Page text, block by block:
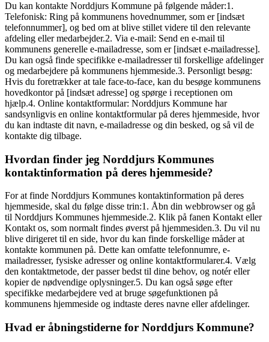
Du kan kontakte Norddjurs Kommune på følgende måder:1.
Telefonisk: Ring på kommunens hovednummer, som er [indsæt
telefonnummer], og bed om at blive stillet videre til den relevante
afdeling eller medarbejder.2. Via e-mail: Send en e-mail til
kommunens generelle e-mailadresse, som er [indsæt e-mailadresse].
Du kan også finde specifikke e-mailadresser til forskellige afdelinger
og medarbejdere på kommunens hjemmeside.3. Personligt besøg:
Hvis du foretrækker at tale face-to-face, kan du besøge kommunens
hovedkontor på [indsæt adresse] og spørge i receptionen om
hjælp.4. Online kontaktformular: Norddjurs Kommune har
sandsynligvis en online kontaktformular på deres hjemmeside, hvor
du kan indtaste dit navn, e-mailadresse og din besked, og så vil de
kontakte dig tilbage.
Hvordan finder jeg Norddjurs Kommunes
kontaktinformation på deres hjemmeside?
For at finde Norddjurs Kommunes kontaktinformation på deres
hjemmeside, skal du følge disse trin:1. Åbn din webbrowser og gå
til Norddjurs Kommunes hjemmeside.2. Klik på fanen Kontakt eller
Kontakt os, som normalt findes øverst på hjemmesiden.3. Du vil nu
blive dirigeret til en side, hvor du kan finde forskellige måder at
kontakte kommunen på. Dette kan omfatte telefonnumre, e-
mailadresser, fysiske adresser og online kontaktformularer.4. Vælg
den kontaktmetode, der passer bedst til dine behov, og notér eller
kopier de nødvendige oplysninger.5. Du kan også søge efter
specifikke medarbejdere ved at bruge søgefunktionen på
kommunens hjemmeside og indtaste deres navne eller afdelinger.
Hvad er åbningstiderne for Norddjurs Kommune?